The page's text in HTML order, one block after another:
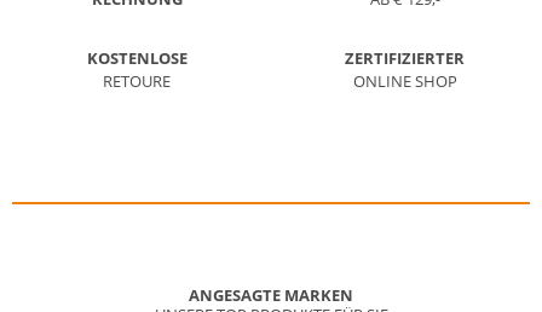
KOSTENLOSE
RETOURE
ZERTIFIZIERTER
ONLINE SHOP
ANGESAGTE MARKEN